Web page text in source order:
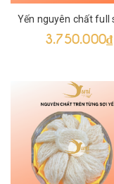
3.750.000₫